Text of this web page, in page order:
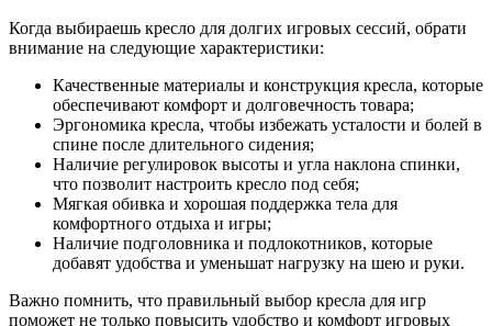
Когда выбираешь кресло для долгих игровых сессий, обрати
внимание на следующие характеристики:
Качественные материалы и конструкция кресла, которые
обеспечивают комфорт и долговечность товара;
Эргономика кресла, чтобы избежать усталости и болей в
спине после длительного сидения;
Наличие регулировок высоты и угла наклона спинки,
что позволит настроить кресло под себя;
Мягкая обивка и хорошая поддержка тела для
комфортного отдыха и игры;
Наличие подголовника и подлокотников, которые
добавят удобства и уменьшат нагрузку на шею и руки.
Важно помнить, что правильный выбор кресла для игр
поможет не только повысить удобство и комфорт игровых